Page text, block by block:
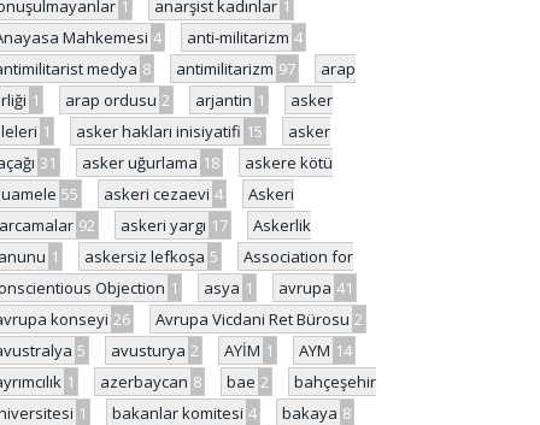
1 anarşist kadınlar 1
Mahkemesi 4 anti-militarizm 4
medya 8 antimilitarizm 97
arap
1 arap ordusu 2 arjantin 1
asker
1 asker hakları inisiyatifi 15
asker
31 asker uğurlama 18
askere kötü
55 askeri cezaevi 4
Askeri
92 askeri yargı 17
Askerlik
1 askersiz lefkoşa 5
Association for
Objection 1 asya 1 avrupa 41
konseyi 26 Avrupa Vicdani Ret Bürosu 2
5 avusturya 2 AYİM 1 AYM 14
1 azerbaycan 8 bae 2
bahçeşehir
1 bakanlar komitesi 4 bakaya 8